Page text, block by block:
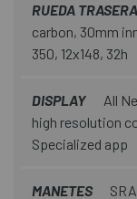
RUEDA TRASERA
carbon, 30mm
350, 12x148, 32h
DISPLAY
All
high resolution
Specialized app
MANETES